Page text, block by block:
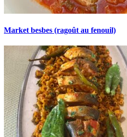
Market besbes (ragoût au fenouil)